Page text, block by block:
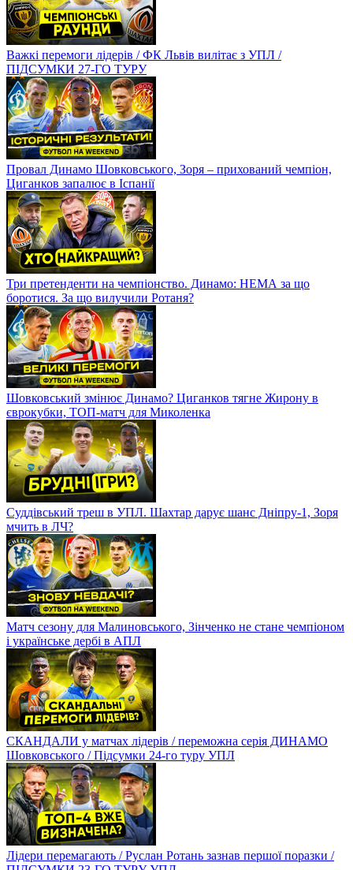
Важкі перемоги лідерів / ФК Львів вилітає з УПЛ /
ПІДСУМКИ 27-ГО ТУРУ
Провал Динамо Шовковського, Зоря – прихований чемпіон,
Циганков запалює в Іспанії
Три претенденти на чемпіонство. Динамо: НЕМА за що
боротися. За що вилучили Ротаня?
Шовковський змінює Динамо? Циганков тягне Жирону в
єврокубки, ТОП-матч для Миколенка
Суддівський треш в УПЛ. Шахтар дарує шанс Дніпру-1, Зоря
мчить в ЛЧ?
Матч сезону для Малиновського, Зінченко не стане чемпіоном
і українське дербі в АПЛ
СКАНДАЛИ у матчах лідерів / переможна серія ДИНАМО
Шовковського / Підсумки 24-го туру УПЛ
Лідери перемагають / Руслан Ротань зазнав першої поразки /